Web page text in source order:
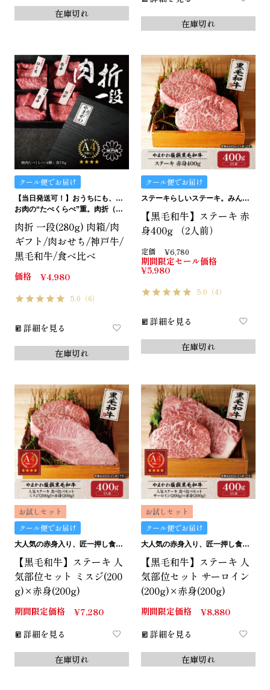
在庫切れ
在庫切れ
クール便でお届け
【当日発送可！】おうちにも、ギフトにも。ご褒美にも…イケます！
お肉の“たべくらべ”重。肉折（にくおり）
肉折 一段(280g) 肉箱/肉
ギフト/肉おせち/神戸牛/
黒毛和牛/食べ比べ
価格 ¥4,980
5.0 （6）
詳細を見る
在庫切れ
クール便でお届け
ステーキらしいステーキ。みんなにおすすめの赤身です。
【黒毛和牛】ステーキ 赤
身400g （2人前）
定価 ¥6,780
期間限定セール価格
¥5,980
5.0 （4）
詳細を見る
在庫切れ
お試しセット
クール便でお届け
大人気の赤身入り、匠一押し食べ比べセット
【黒毛和牛】ステーキ 人
気部位セット ミスジ(200
g)×赤身(200g)
期間限定価格 ¥7,280
詳細を見る
在庫切れ
お試しセット
クール便でお届け
大人気の赤身入り、匠一押し食べ比べセット
【黒毛和牛】ステーキ 人
気部位セット サーロイン
(200g)×赤身(200g)
期間限定価格 ¥8,880
詳細を見る
在庫切れ